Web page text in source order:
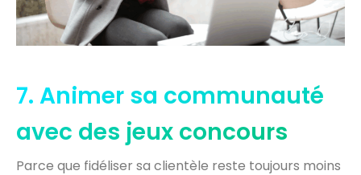
7. Animer sa communauté
avec des jeux concours
Parce que fidéliser sa clientèle reste toujours moins